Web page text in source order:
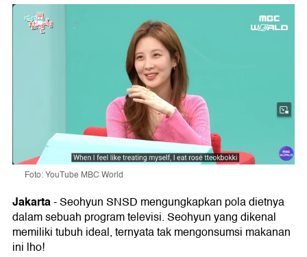
Foto: YouTube MBC World
Jakarta-Seohyun SNSD mengungkapkan pola dietnya
dalam sebuah program televisi. Seohyun yang dikenal
memiliki tubuh ideal, ternyata tak mengonsumsi makanan
ini lho!